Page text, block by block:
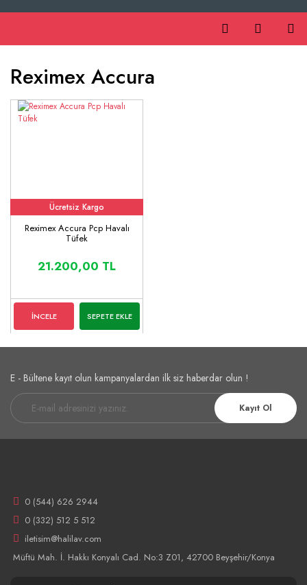
Reximex Accura
Ücretsiz Kargo
Reximex Accura Pcp Havalı
Tüfek
21.200,00 TL
İNCELE SEPETE EKLE
E - Bültene kayıt olun kampanyalardan ilk siz haberdar olun !
Kayıt Ol
0 (544) 626 2944
0 (332) 512 5 512
iletisim@halilav.com
Müftü Mah. İ. Hakkı Konyalı Cad. No:3 Z01, 42700 Beyşehir/Konya